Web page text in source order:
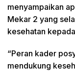
menyampaikan
Mekar 2 yang
kesehatan
“Peran kader
mendukung